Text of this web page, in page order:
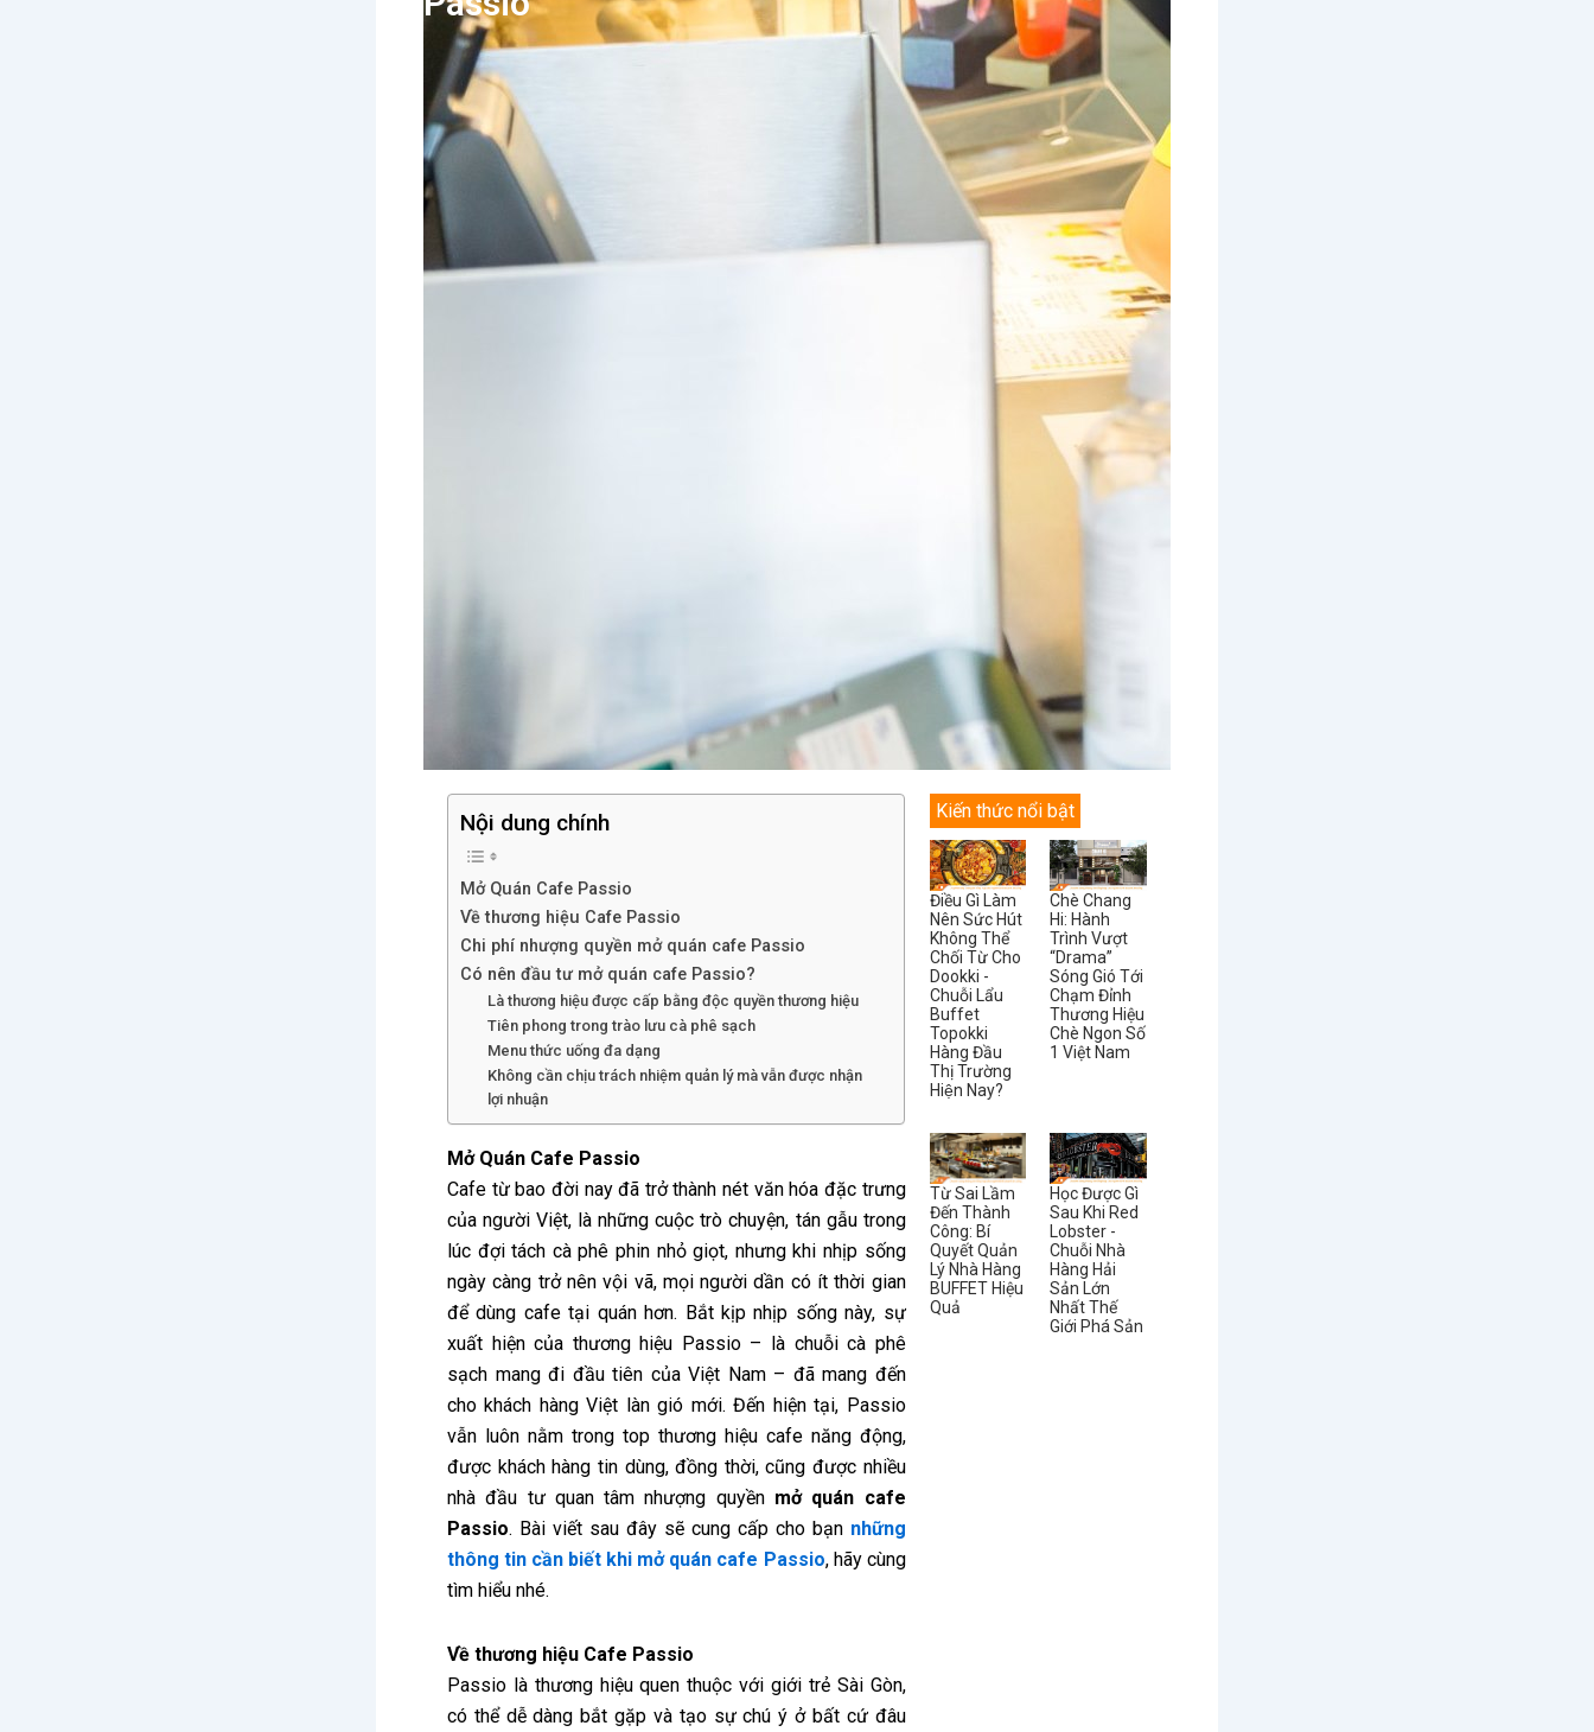
Nội dung chính
Mở Quán Cafe Passio
Về thương hiệu Cafe Passio
Chi phí nhượng quyền mở quán cafe Passio
Có nên đầu tư mở quán cafe Passio?
Là thương hiệu được cấp bằng độc quyền thương hiệu
Tiên phong trong trào lưu cà phê sạch
Menu thức uống đa dạng
Không cần chịu trách nhiệm quản lý mà vẫn được nhận
lợi nhuận
Mở Quán Cafe Passio
Cafe từ bao đời nay đã trở thành nét văn hóa đặc trưng
của người Việt, là những cuộc trò chuyện, tán gẫu trong
lúc đợi tách cà phê phin nhỏ giọt, nhưng khi nhịp sống
ngày càng trở nên vội vã, mọi người dần có ít thời gian
để dùng cafe tại quán hơn. Bắt kịp nhịp sống này, sự
xuất hiện của thương hiệu Passio – là chuỗi cà phê
sạch mang đi đầu tiên của Việt Nam – đãmang đến
cho khách hàng Việt làn gió mới. Đến hiện tại, Passio
vẫn luôn nằm trong top thương hiệu cafe năng động,
được khách hàng tin dùng, đồng thời, cũng được nhiều
nhà đầu tư quan tâm nhượng quyền mở quán cafe
Passio. Bài viết sau đây sẽ cung cấp cho bạn những
thông tin cần biết khi mở quán cafe Passio, hãy cùng
tìm hiểu nhé.
Về thương hiệu Cafe Passio
Passio là thương hiệu quen thuộc với giới trẻ Sài Gòn,
có thể dễ dàng bắt gặp và tạo sự chú ý ở bất cứ đâu
Kiến thức nổi bật
Điều Gì Làm
Nên Sức Hút
Không Thể
Chối Từ Cho
Dookki -
Chuỗi Lẩu
Buffet
Topokki
Hàng Đầu
Thị Trường
Hiện Nay?
Chè Chang
Hi: Hành
Trình Vượt
“Drama”
Sóng Gió Tới
Chạm Đỉnh
Thương Hiệu
Chè Ngon Số
1 Việt Nam
Từ Sai Lầm
Đến Thành
Công: Bí
Quyết Quản
Lý Nhà Hàng
BUFFET Hiệu
Quả
Học Được Gì
Sau Khi Red
Lobster -
Chuỗi Nhà
Hàng Hải
Sản Lớn
Nhất Thế
Giới Phá Sản